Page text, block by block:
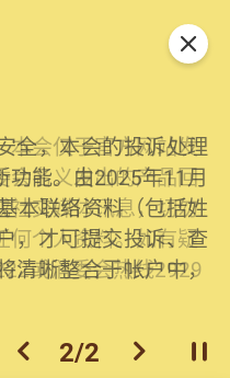
本会仅于官方网站发
会名义发出的产品回
社交媒体讯息，切勿
何个人资料。如有疑
或消委会热线2929
全，本会的投诉处理
功能。由2025年11月
本联络资料（包括姓
，才可提交投诉、查
清晰整合于帐户中，
上一个
2/2 下一个开
关闭